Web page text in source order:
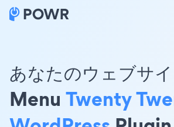
あなたのウェブサ
Menu Twenty